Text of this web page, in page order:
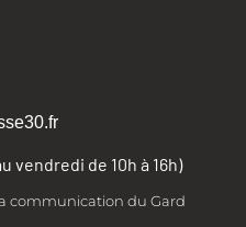
vendredi de 10h à 16h)
communication du Gard